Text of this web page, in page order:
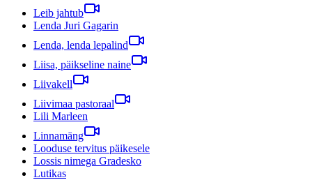
Leib jahtub
Lenda Juri Gagarin
Lenda, lenda lepalind
Liisa, päikseline naine
Liivakell
Liivimaa pastoraal
Lili Marleen
Linnamäng
Looduse tervitus päikesele
Lossis nimega Gradesko
Lutikas